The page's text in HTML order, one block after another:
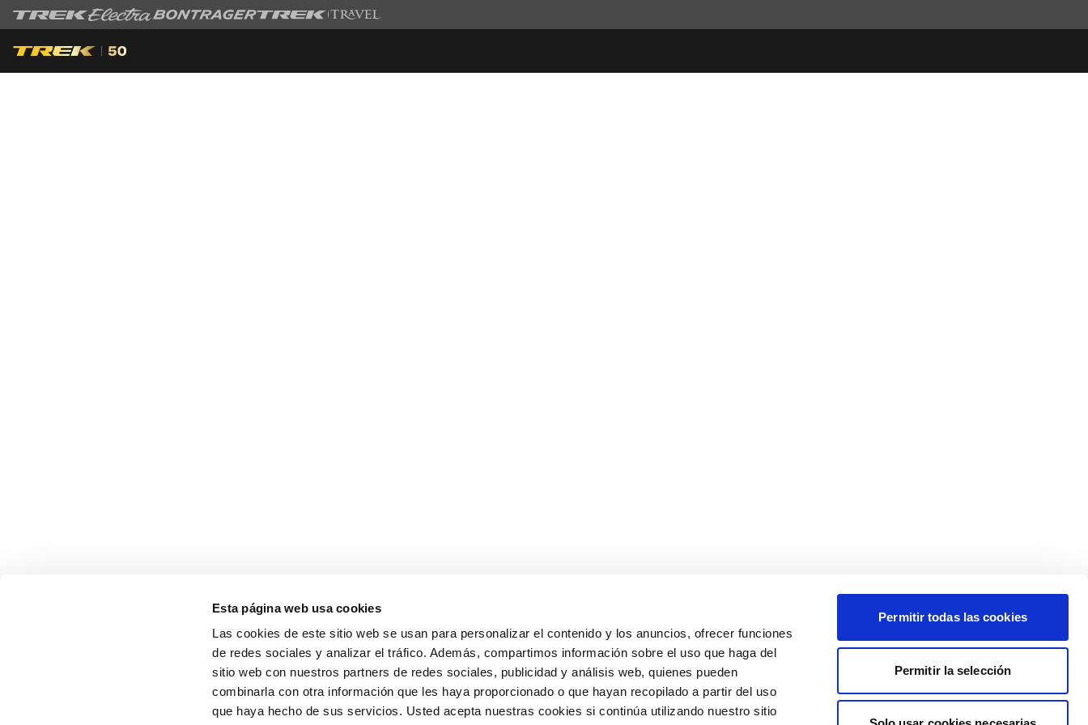
Esta página web usa cookies
Las cookies de este sitio web se usan para personalizar el contenido y los anuncios, ofrecer funciones
de redes sociales y analizar el tráfico. Además, compartimos información sobre el uso que haga del
sitio web con nuestros partners de redes sociales, publicidad y análisis web, quienes pueden
combinarla con otra información que les haya proporcionado o que hayan recopilado a partir del uso
que haya hecho de sus servicios. Usted acepta nuestras cookies si continúa utilizando nuestro sitio
Permitir todas las cookies
Permitir la selección